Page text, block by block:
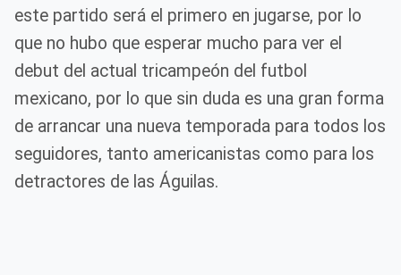
este partido será el primero en jugarse, por lo
que no hubo que esperar mucho para ver el
debut del actual tricampeón del futbol
mexicano, por lo que sin duda es una gran forma
de arrancar una nueva temporada para todos los
seguidores, tanto americanistas como para los
detractores de las Águilas.